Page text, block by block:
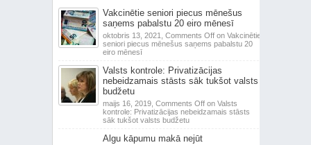
Vakcinētie seniori piecus mēnešus
saņems pabalstu 20 eiro mēnesī
oktobris 13, 2021, Comments Offon Vakcinētie
seniori piecus mēnešus saņems pabalstu 20
eiro mēnesī
Valsts kontrole: Privatizācijas
nebeidzamais stāsts sāk tukšot valsts
budžetu
maijs 16, 2019, Comments Offon Valsts
kontrole: Privatizācijas nebeidzamais stāsts
sāk tukšot valsts budžetu
Algu kāpumu makā nejūt